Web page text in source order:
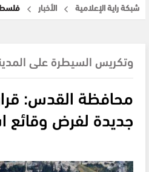
شبكة راية الإعلامية الأخبار
وتكريس السيطرة على
محافظة القدس:
جديدة لفرض وقائع